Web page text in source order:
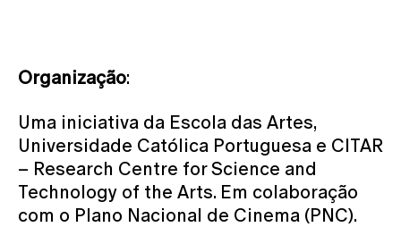
Organização:
Uma iniciativa da Escola das Artes,
Universidade Católica Portuguesa e CITAR
– Research Centre for Science and
Technology of the Arts. Em colaboração
com o Plano Nacional de Cinema (PNC).